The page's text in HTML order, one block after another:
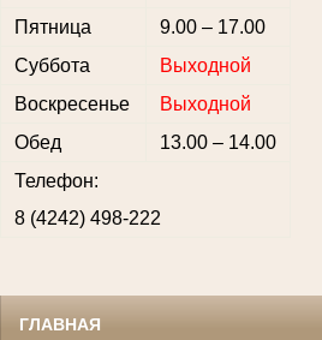
Пятница
9.00 – 17.00
Суббота
Выходной
Воскресенье
Выходной
Обед
13.00 – 14.00
Телефон:
8 (4242) 498-222
ГЛАВНАЯ